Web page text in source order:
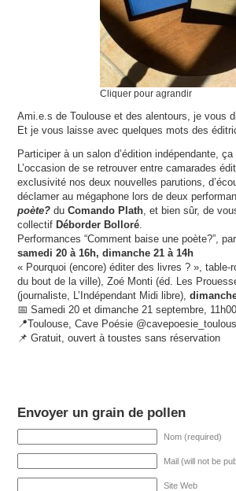
Cliquer pour agrandir
Ami.e.s de Toulouse et des alentours, je vous
Et je vous laisse avec quelques mots des
Participer à un salon d’édition indépendante,
L’occasion de se retrouver entre camarades
exclusivité nos deux nouvelles parutions,
déclamer au mégaphone lors de deux
poète? du Comando Plath, et bien sûr, de
collectif Déborder Bolloré.
Performances “Comment baise une poète?”,
samedi 20 à 16h, dimanche 21 à 14h
« Pourquoi (encore) éditer des livres ? », table-
du bout de la ville), Zoé Monti (éd. Les
(journaliste, L’Indépendant Midi libre),
📅 Samedi 20 et dimanche 21 septembre,
📍Toulouse, Cave Poésie
📌 Gratuit, ouvert à toustes sans réservation
Envoyer un grain de pollen
Nom (required)
Mail (will not be
Site Web